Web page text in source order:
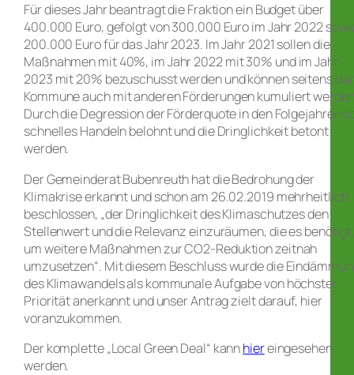
Für dieses Jahr beantragt die Fraktion ein Budget über
400.000 Euro, gefolgt von 300.000 Euro im Jahr 2022
200.000 Euro für das Jahr 2023. Im Jahr 2021 sollen die
Maßnahmen mit 40%, im Jahr 2022 mit 30% und im Jahr
2023 mit 20% bezuschusst werden und können seitens der
Kommune auch mit anderen Förderungen kumuliert
Durch die Degression der Förderquote in den Folgejahren
schnelles Handeln belohnt und die Dringlichkeit betont
werden.
Der Gemeinderat Bubenreuth hat die Bedrohung der
Klimakrise erkannt und schon am 26.02.2019 mehrheitlich
beschlossen, „der Dringlichkeit des Klimaschutzes den
Stellenwert und die Relevanz einzuräumen, die es
um weitere Maßnahmen zur CO2-Reduktion zeitnah
umzusetzen“. Mit diesem Beschluss wurde die
des Klimawandels als kommunale Aufgabe von höchster
Priorität anerkannt und unser Antrag zielt darauf, hier
voranzukommen.
Der komplette „Local Green Deal“ kannhiereingesehen
werden.